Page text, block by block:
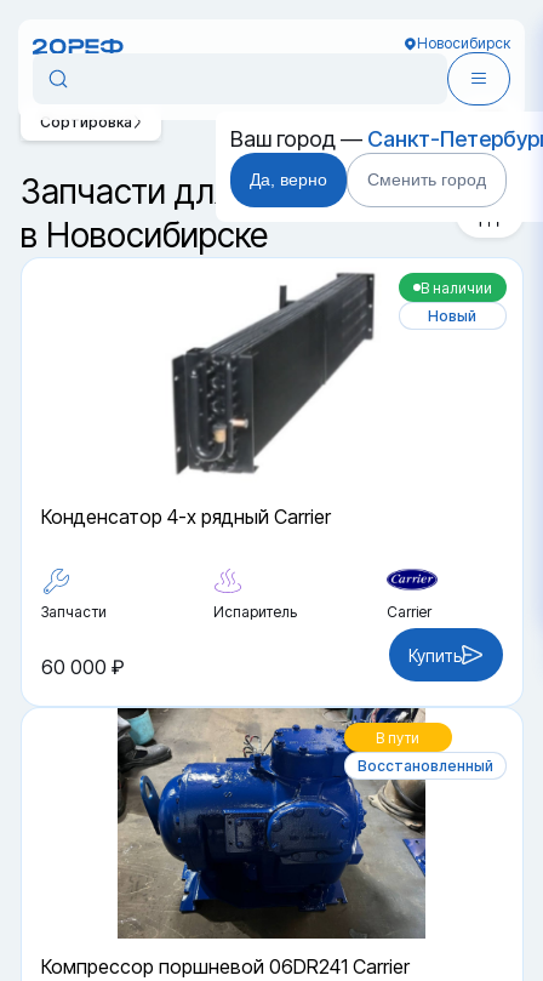
Новосибирск
Ваш город — Санкт-
Да, верно Сменить город
Запчасти для контейнеров
в Новосибирске
Сортировка
В наличии
Новый
Конденсатор 4-х рядный Carrier
Запчасти Испаритель Carrier
60 000 ₽ Купить
В пути
Восстановленный
Компрессор поршневой 06DR241 Carrier